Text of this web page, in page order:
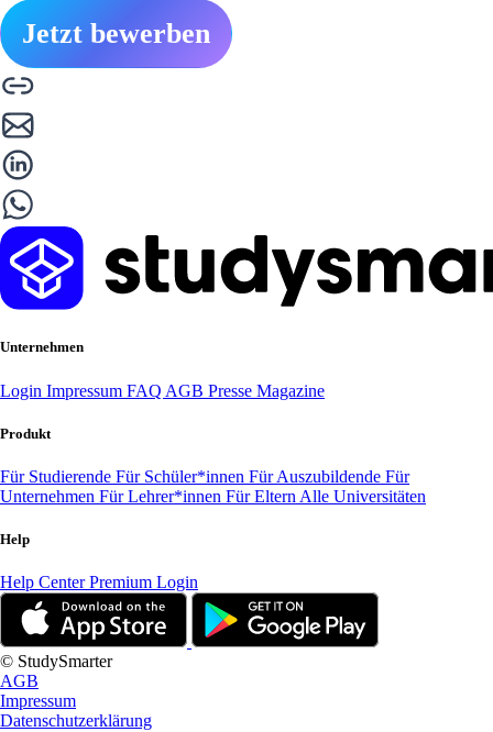
Jetzt bewerben
Unternehmen
Login Impressum FAQ AGB Presse Magazine
Produkt
Für Studierende Für Schüler*innen Für Auszubildende Für
Unternehmen Für Lehrer*innen Für Eltern Alle Universitäten
Help
Help CenterPremium Login
© StudySmarter
AGB
Impressum
Datenschutzerklärung